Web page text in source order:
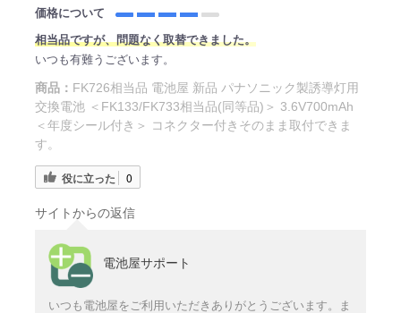
価格について
相当品ですが、問題なく取替できました。
いつも有難うございます。
商品： FK726相当品 電池屋 新品 パナソニック製誘導灯用
交換電池 ＜FK133/FK733相当品(同等品)＞ 3.6V700mAh
＜年度シール付き＞ コネクター付きそのまま取付できま
す。
役に立った 0
サイトからの返信
電池屋サポート
いつも電池屋をご利用いただきありがとうございます。ま